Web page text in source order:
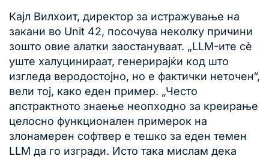
Кајл Вилхоит, директор за истражување на
закани во Unit 42, посочува неколку причини
зошто овие алатки заостануваат. „LLM-ите сè
уште халуцинираат, генерирајќи код што
изгледа веродостојно, но е фактички неточен“,
вели тој, како еден пример. „Често
апстрактното знаење неопходно за креирање
целосно функционален примерок на
злонамерен софтвер е тешко за еден темен
LLM да го изгради. Исто така мислам дека